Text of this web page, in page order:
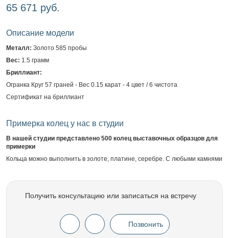
65 671 руб.
Описание модели
Металл: Золото 585 пробы
Вес: 1.5 грамм
Бриллиант:
Огранка Круг 57 граней - Вес 0.15 карат - 4 цвет / 6 чистота
Сертификат на бриллиант
Примерка колец у нас в студии
В нашей студии представлено 500 колец выставочных образцов для
примерки
Кольца можно выполнить в золоте, платине, серебре. С любыми камнями
Получить консультацию или записаться на встречу
Позвонить